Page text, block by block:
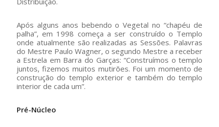
Após alguns anos bebendo o Vegetal no “chapéu de
palha”, em 1998 começa a ser construído o Templo
onde atualmente são realizadas as Sessões. Palavras
do Mestre Paulo Wagner, o segundo Mestre a receber
a Estrela em Barra do Garças: “Construímos o templo
juntos, fizemos muitos mutirões. Foi um momento de
construção do templo exterior e também do templo
interior de cada um”.
Pré-Núcleo